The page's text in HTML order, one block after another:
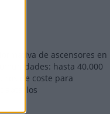
Normativa de ascensores en
comunidades: hasta 40.000
euros de coste para
adaptarlos